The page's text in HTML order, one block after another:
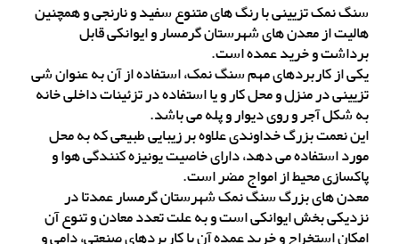
سنگ نمک تزیینی با رنگ های متنوع سفید و نارنجی و همچنین
هالیت از معدن های شهرستان گرمسار و ایوانکی قابل
برداشت و خرید عمده است.
یکی از کاربردهای مهم سنگ نمک، استفاده از آن به عنوان شی
تزیینی در منزل و محل کار و یا استفاده در تزئینات داخلی خانه
به شکل آجر و روی دیوار و پله می باشد.
این نعمت بزرگ خداوندی علاوه بر زیبایی طبیعی که به محل
مورد استفاده می دهد، دارای خاصیت یونیزه کنندگی هوا و
پاکسازی محیط از امواج مضر است.
معدن های بزرگ سنگ نمک شهرستان گرمسار عمدتا در
نزدیکی بخش ایوانکی است و به علت تعدد معادن و تنوع آن
امکان استخراج و خرید عمده آن با کاربردهای صنعتی، دامی و